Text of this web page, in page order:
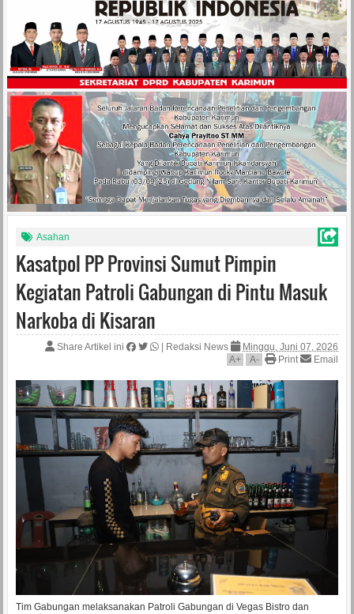
Asahan
Kasatpol PP Provinsi Sumut Pimpin
Kegiatan Patroli Gabungan di Pintu Masuk
Narkoba di Kisaran
Share Artikel ini Redaksi News
Minggu, Juni 07, 2026
A+ A- Print Email
Tim Gabungan melaksanakan Patroli Gabungan di Vegas Bistro dan